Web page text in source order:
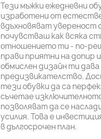
Тези мъжки ежедневни
изработени от
вдъхновяват увереност
почувстваш как всяка
отношението ти - по-
прави приятни на допир
обмислен дизайн ти
предизвикателство.
тези обувки да са
съчетае
позволяват да се
усилия. Това е
в дългосрочен план.